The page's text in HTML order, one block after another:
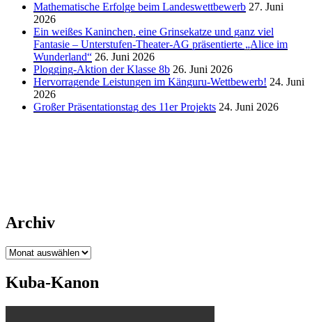
Mathematische Erfolge beim Landeswettbewerb 27. Juni
2026
Ein weißes Kaninchen, eine Grinsekatze und ganz viel
Fantasie – Unterstufen-Theater-AG präsentierte „Alice im
Wunderland“ 26. Juni 2026
Plogging-Aktion der Klasse 8b 26. Juni 2026
Hervorragende Leistungen im Känguru-Wettbewerb! 24. Juni
2026
Großer Präsentationstag des 11er Projekts 24. Juni 2026
Archiv
Archiv
Kuba-Kanon